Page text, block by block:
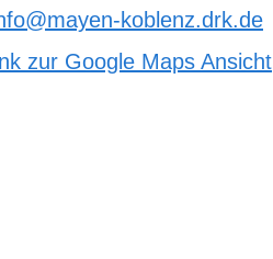
koblenz.drk.de
zur Google Maps Ansicht